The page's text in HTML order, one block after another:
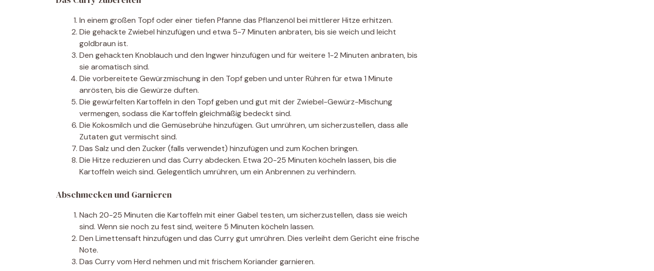
In einem großen Topf oder einer tiefen Pfanne das Pflanzenöl bei mittlerer Hitze erhitzen.
Die gehackte Zwiebel hinzufügen und etwa 5-7 Minuten anbraten, bis sie weich und leicht
goldbraun ist.
Den gehackten Knoblauch und den Ingwer hinzufügen und für weitere 1-2 Minuten anbraten, bis
sie aromatisch sind.
Die vorbereitete Gewürzmischung in den Topf geben und unter Rühren für etwa 1 Minute
anrösten, bis die Gewürze duften.
Die gewürfelten Kartoffeln in den Topf geben und gut mit der Zwiebel-Gewürz-Mischung
vermengen, sodass die Kartoffeln gleichmäßig bedeckt sind.
Die Kokosmilch und die Gemüsebrühe hinzufügen. Gut umrühren, um sicherzustellen, dass alle
Zutaten gut vermischt sind.
Das Salz und den Zucker (falls verwendet) hinzufügen und zum Kochen bringen.
Die Hitze reduzieren und das Curry abdecken. Etwa 20-25 Minuten köcheln lassen, bis die
Kartoffeln weich sind. Gelegentlich umrühren, um ein Anbrennen zu verhindern.
Abschmecken und Garnieren
Nach 20-25 Minuten die Kartoffeln mit einer Gabel testen, um sicherzustellen, dass sie weich
sind. Wenn sie noch zu fest sind, weitere 5 Minuten köcheln lassen.
Den Limettensaft hinzufügen und das Curry gut umrühren. Dies verleiht dem Gericht eine frische
Note.
Das Curry vom Herd nehmen und mit frischem Koriander garnieren.